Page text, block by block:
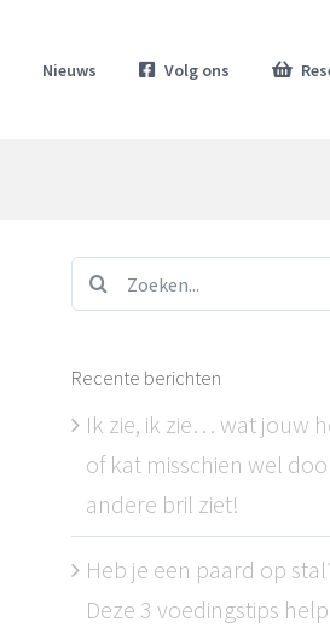
Nieuws Volg ons
Zoeken...
Recente berichten
Ik zie, ik zie… wat jouw
of kat misschien wel
andere bril ziet!
Heb je een paard op
Deze 3 voedingstips